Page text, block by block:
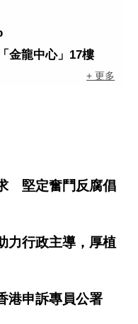
金龍中心」17樓
+ 更多
堅定奮鬥反腐倡
力行政主導，厚植
港申訴專員公署